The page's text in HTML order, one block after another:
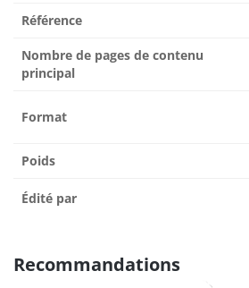
Référence
Nombre de pages de contenu
principal
Format
Poids
Édité par
Recommandations